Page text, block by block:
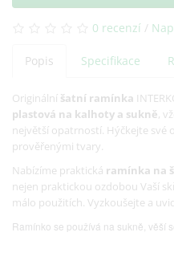
0 recenzí /
Popis Specifikace
Originální šatní ramínka
plastová na kalhoty a sukně,
největší opatrností. Hýčkejte své
prověřenými tvary.
Nabízíme praktická ramínka na
nejen praktickou ozdobou Vaší
málo použitích. Vyzkoušejte a
Ramínko se používá na sukně, věší